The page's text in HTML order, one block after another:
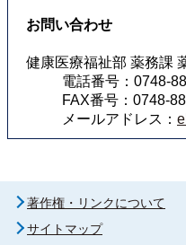
お問い合わせ
健康医療福祉部 薬務課
電話番号：0748-
FAX番号：0748-
メールアドレス：
著作権・リンクについて
サイトマップ